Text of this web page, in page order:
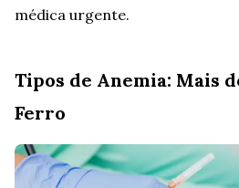
médica urgente.
Tipos de Anemia: Mais
Ferro